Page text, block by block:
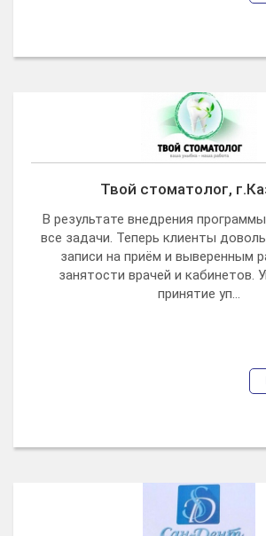
Твой стоматолог,
В результате внедрения
все задачи. Теперь клиенты
записи на приём и выверенным
занятости врачей и кабинетов.
принятие уп...